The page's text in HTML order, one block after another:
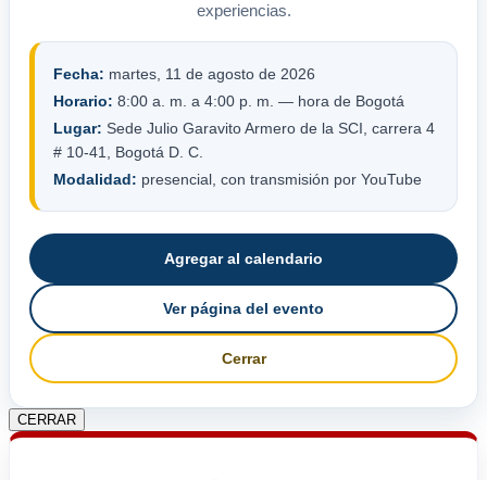
experiencias.
Fecha: martes, 11 de agosto de 2026
Horario: 8:00 a. m. a 4:00 p. m. — hora de Bogotá
Lugar: Sede Julio Garavito Armero de la SCI, carrera 4
# 10-41, Bogotá D. C.
Modalidad: presencial, con transmisión por YouTube
Agregar al calendario
Ver página del evento
Cerrar
CERRAR